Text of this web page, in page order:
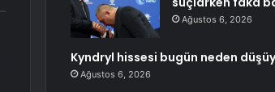
Ağustos 6, 2026
Kyndryl hissesi bugün neden
Ağustos 6, 2026